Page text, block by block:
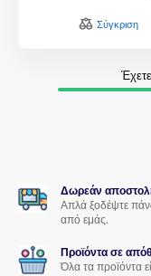
Σύγκριση
Δωρεάν
Απλά ξοδέψτε
από εμάς.
Προϊόντα σε
Όλα τα προϊόντα